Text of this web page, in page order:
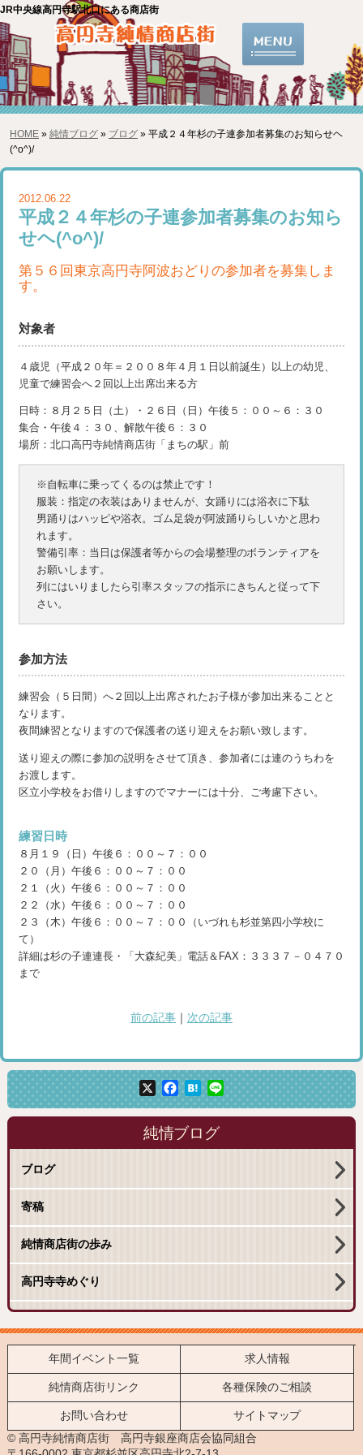
JR中央線高円寺駅北口にある商店街
HOME »純情ブログ» ブログ» 平成２４年杉の子連参加者募集のお知らせヘ
(^o^)/
2012.06.22
平成２４年杉の子連参加者募集のお知ら
せヘ(^o^)/
第５６回東京高円寺阿波おどりの参加者を募集しま
す。
対象者
４歳児（平成２０年＝２００８年４月１日以前誕生）以上の幼児、
児童で練習会へ２回以上出席出来る方
日時：８月２５日（土）・２６日（日）午後５：００～６：３０
集合・午後４：３０、解散午後６：３０
場所：北口高円寺純情商店街「まちの駅」前
※自転車に乗ってくるのは禁止です！
服装：指定の衣装はありませんが、女踊りには浴衣に下駄
男踊りはハッピや浴衣。ゴム足袋が阿波踊りらしいかと思わ
れます。
警備引率：当日は保護者等からの会場整理のボランティアを
お願いします。
列にはいりましたら引率スタッフの指示にきちんと従って下
さい。
参加方法
練習会（５日間）へ２回以上出席されたお子様が参加出来ることと
なります。
夜間練習となりますので保護者の送り迎えをお願い致します。
送り迎えの際に参加の説明をさせて頂き、参加者には連のうちわを
お渡します。
区立小学校をお借りしますのでマナーには十分、ご考慮下さい。
練習日時
８月１９（日）午後６：００～７：００
２０（月）午後６：００～７：００
２１（火）午後６：００～７：００
２２（水）午後６：００～７：００
２３（木）午後６：００～７：００（いづれも杉並第四小学校に
て）
詳細は杉の子連連長・「大森紀美」電話＆FAX：３３３７－０４７０
まで
前の記事 次の記事
X Facebook
Hatena
Line
純情ブログ
ブログ
寄稿
純情商店街の歩み
高円寺寺めぐり
年間イベント一覧 求人情報
純情商店街リンク 各種保険のご相談
お問い合わせ
サイトマップ
© 高円寺純情商店街 高円寺銀座商店会協同組合